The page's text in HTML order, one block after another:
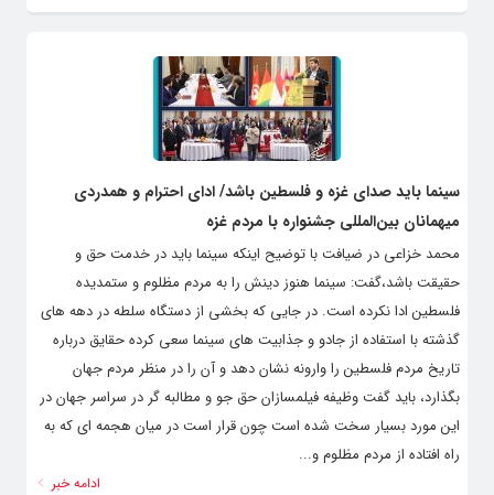
ادامه خبر
سینما باید صدای غزه و فلسطین باشد/ ادای احترام و همدردی
میهمانان بین‌المللی جشنواره با مردم غزه
محمد خزاعی در ضیافت با توضیح اینکه سینما باید در خدمت حق و
حقیقت باشد،گفت: سینما هنوز دینش را به مردم مظلوم و ستمدیده
فلسطین ادا نکرده است. در جایی که بخشی از دستگاه سلطه در دهه های
گذشته با استفاده از جادو و جذابیت های سینما سعی کرده حقایق درباره
تاریخ مردم فلسطین را وارونه نشان دهد و آن را در منظر مردم جهان
بگذارد، باید گفت وظیفه فیلمسازان حق جو و مطالبه گر در سراسر جهان در
این مورد بسیار سخت شده است چون قرار است در میان هجمه ای که به